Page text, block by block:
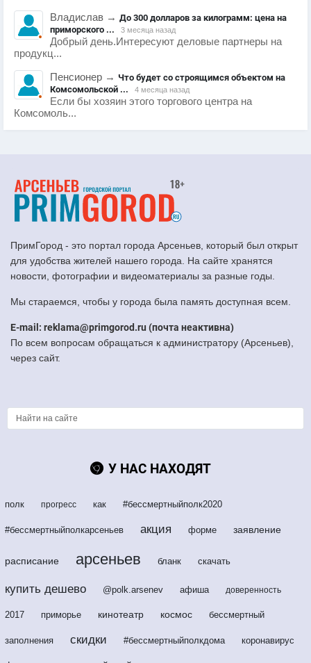
Владислав → До 300 долларов за килограмм: цена на
приморского ...
3 месяца назад
Добрый день.Интересуют деловые партнеры на
продукц...
Пенсионер → Что будет со строящимся объектом на
Комсомольской ...
4 месяца назад
Если бы хозяин этого торгового центра на
Комсомоль...
ПримГород - это портал города Арсеньев, который был открыт
для удобства жителей нашего города. На сайте хранятся
новости, фотографии и видеоматериалы за разные годы.
Мы стараемся, чтобы у города была память доступная всем.
E-mail: reklama@primgorod.ru (почта неактивна)
По всем вопросам обращаться к администратору (Арсеньев),
через сайт.
У НАС НАХОДЯТ
полк прогресс как #бессмертныйполк2020
#бессмертныйполкарсеньев акция форме заявление
расписание арсеньев бланк скачать
купить дешево @polk.arsenev афиша доверенность
2017 приморье кинотеатр космос бессмертный
заполнения скидки #бессмертныйполкдома коронавирус